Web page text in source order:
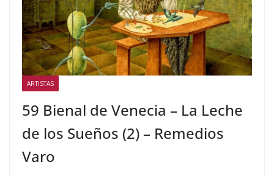
ARTISTAS
59 Bienal de Venecia – La Leche
de los Sueños (2) – Remedios
Varo